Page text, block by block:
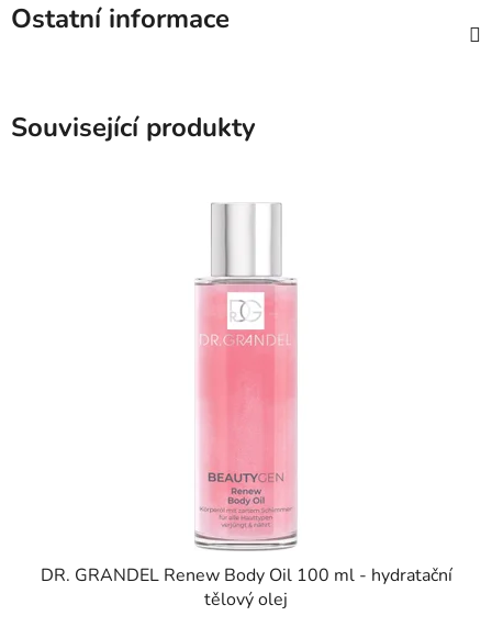
Ostatní informace
Související produkty
DR. GRANDEL Renew Body Oil 100 ml - hydratační
tělový olej